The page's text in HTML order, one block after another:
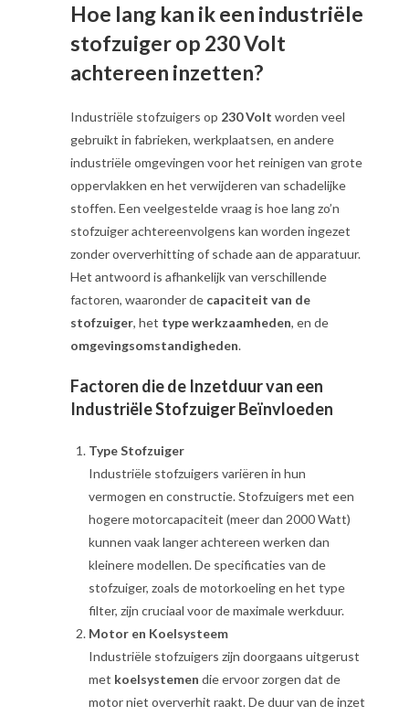
Hoe lang kan ik een industriële
stofzuiger op 230 Volt
achtereen inzetten?
Industriële stofzuigers op 230 Volt worden veel
gebruikt in fabrieken, werkplaatsen, en andere
industriële omgevingen voor het reinigen van grote
oppervlakken en het verwijderen van schadelijke
stoffen. Een veelgestelde vraag is hoe lang zo’n
stofzuiger achtereenvolgens kan worden ingezet
zonder oververhitting of schade aan de apparatuur.
Het antwoord is afhankelijk van verschillende
factoren, waaronder de capaciteit van de
stofzuiger, het type werkzaamheden, en de
omgevingsomstandigheden.
Factoren die de Inzetduur van een
Industriële Stofzuiger Beïnvloeden
Type Stofzuiger
Industriële stofzuigers variëren in hun
vermogen en constructie. Stofzuigers met een
hogere motorcapaciteit (meer dan 2000 Watt)
kunnen vaak langer achtereen werken dan
kleinere modellen. De specificaties van de
stofzuiger, zoals de motorkoeling en het type
filter, zijn cruciaal voor de maximale werkduur.
Motor en Koelsysteem
Industriële stofzuigers zijn doorgaans uitgerust
met koelsystemen die ervoor zorgen dat de
motor niet oververhit raakt. De duur van de inzet